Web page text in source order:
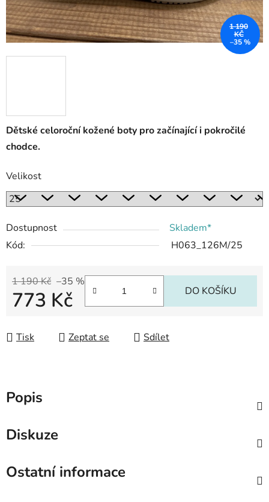
Dětské celoroční kožené boty pro začínající i pokročilé
chodce.
Velikost
Dostupnost
Skladem*
Kód:
H063_126M/25
1 190 Kč –35 %
773 Kč DO KOŠÍKU
Tisk Zeptat se Sdílet
1 190
KČ
–35 %
Popis
Diskuze
Ostatní informace